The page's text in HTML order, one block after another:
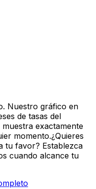
Nuestro gráfico en
de tasas del
exactamente
momento.¿Quieres
tu favor? Establezca
cuando alcance tu